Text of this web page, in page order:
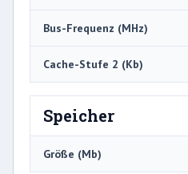
Bus-Frequenz (MHz)
Cache-Stufe 2 (Kb)
Speicher
Größe (Mb)